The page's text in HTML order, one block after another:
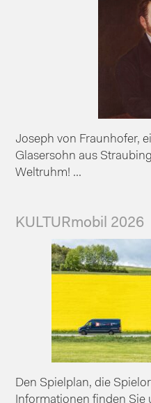
Joseph von Fraunhofer,
Glasersohn aus
Weltruhm! ...
KULTURmobil 2026
Den Spielplan, die
Informationen finden Sie